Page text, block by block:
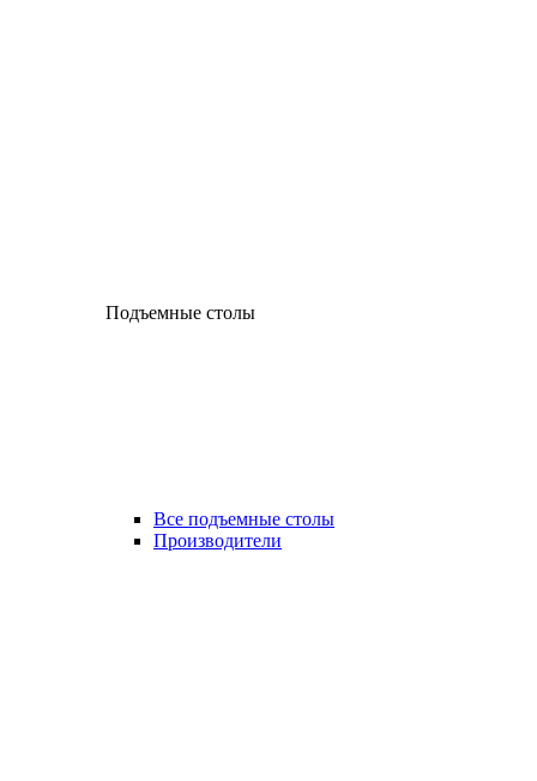
Подъемные столы
Все подъемные столы
Производители